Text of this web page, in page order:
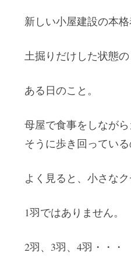
新しい小屋建設の本格
土掘りだけした状態
ある日のこと。
母屋で食事をしなが
そうに歩き回っている
よく見ると、小さな
1羽ではありません。
2羽、3羽、4羽・・・